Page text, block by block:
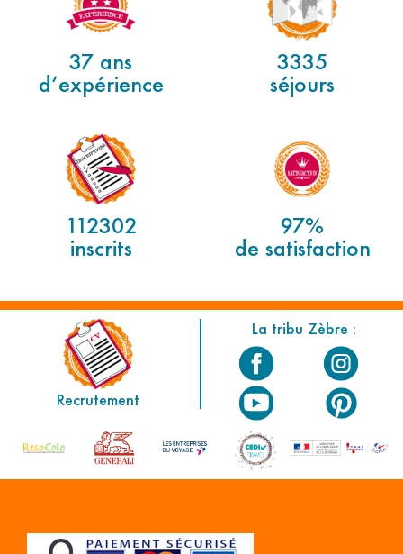
37 ans
d’expérience
3335
séjours
112302
inscrits
97%
de satisfaction
Recrutement
La tribu Zèbre :